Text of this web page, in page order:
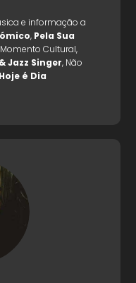
e informação a
, Pela Sua
Momento Cultural,
Jazz Singer, Não
é Dia